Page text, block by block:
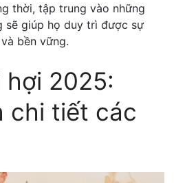
thời, tập trung vào những
sẽ giúp họ duy trì được sự
bền vững.
hợi 2025:
chi tiết các